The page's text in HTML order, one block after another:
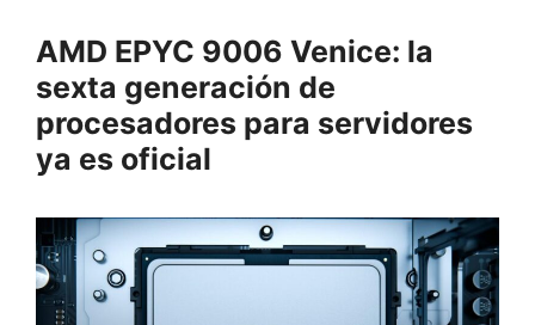
AMD EPYC 9006 Venice: la
sexta generación de
procesadores para servidores
ya es oficial